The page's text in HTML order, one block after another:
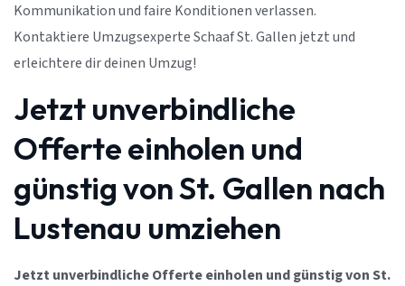
Kommunikation und faire Konditionen verlassen.
Kontaktiere Umzugsexperte Schaaf St. Gallen jetzt und
erleichtere dir deinen Umzug!
Jetzt unverbindliche
Offerte einholen und
günstig von St. Gallen nach
Lustenau umziehen
Jetzt unverbindliche Offerte einholen und günstig von St.